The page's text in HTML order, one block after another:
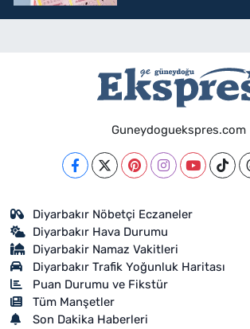
Guneydoguekspres.com
Diyarbakır Nöbetçi Eczaneler
Diyarbakır Hava Durumu
Diyarbakir Namaz Vakitleri
Diyarbakır Trafik Yoğunluk Haritası
Puan Durumu ve Fikstür
Tüm Manşetler
Son Dakika Haberleri